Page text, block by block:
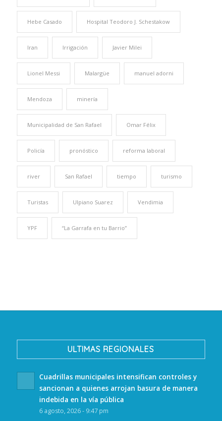
Hebe Casado Hospital Teodoro J. Schestakow
Iran Irrigación Javier Milei
Lionel Messi Malargüe manuel adorni
Mendoza minería
Municipalidad de San Rafael Omar Félix
Policía pronóstico reforma laboral
river San Rafael tiempo turismo
Turistas Ulpiano Suarez Vendimia
YPF “La Garrafa en tu Barrio”
ULTIMAS REGIONALES
Cuadrillas municipales intensifican controles y
sancionan a quienes arrojan basura de manera
indebida en la vía pública
6 agosto, 2026 - 9:47 pm